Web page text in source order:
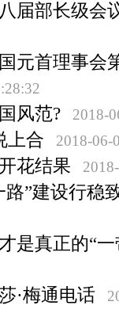
届部长级会
元首理事会
风范? 2018-
上合 2018-06-
花结果
”建设行稳
是真正的“一
·梅通电话